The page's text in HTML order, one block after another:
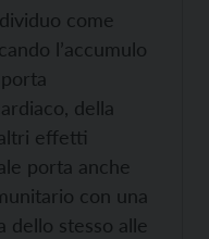
come
l’accumulo
della
effetti
porta anche
con una
dello stesso alle